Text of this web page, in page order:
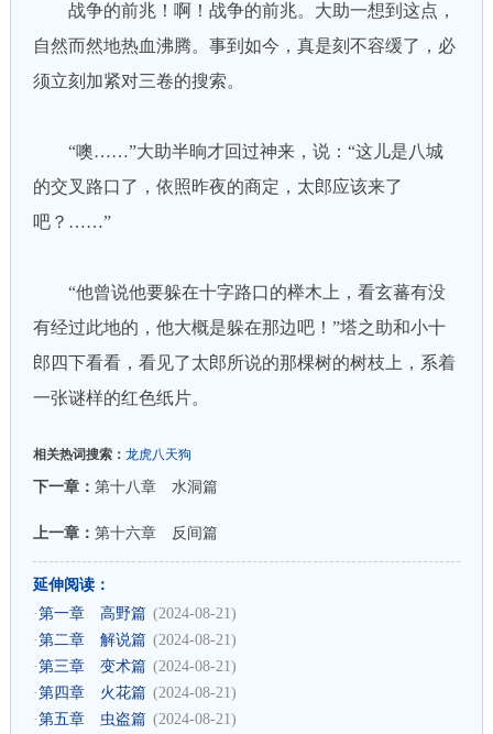
战争的前兆！啊！战争的前兆。大助一想到这点，
自然而然地热血沸腾。事到如今，真是刻不容缓了，必
须立刻加紧对三卷的搜索。
“噢……”大助半晌才回过神来，说：“这儿是八城
的交叉路口了，依照昨夜的商定，太郎应该来了
吧？……”
“他曾说他要躲在十字路口的榉木上，看玄蕃有没
有经过此地的，他大概是躲在那边吧！”塔之助和小十
郎四下看看，看见了太郎所说的那棵树的树枝上，系着
一张谜样的红色纸片。
相关热词搜索： 龙虎八天狗
下一章： 第十八章 水洞篇
上一章： 第十六章 反间篇
延伸阅读：
·第一章 高野篇 (2024-08-21)
·第二章 解说篇 (2024-08-21)
·第三章 变术篇 (2024-08-21)
·第四章 火花篇 (2024-08-21)
·第五章 虫盗篇 (2024-08-21)